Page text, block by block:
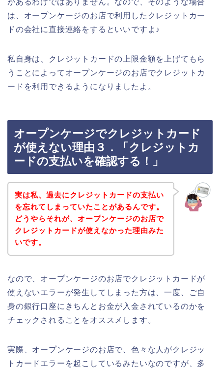
は、オープンケージのお店で利用したクレジットカー
ドの会社に直接連絡をするといいですよ♪
私自身は、クレジットカードの上限金額を上げてもら
うことによってオープンケージのお店でクレジットカ
ードを利用できるようになりましたよ。
オープンケージでクレジットカード
が使えない理由３．「クレジットカ
ードの支払いを確認する！」
実は私、過去にクレジットカードの支払い
を忘れてしまっていたことがあるんです。
どうやらそれが、オープンケージのお店で
クレジットカードが使えなかった理由みた
いです。
なので、オープンケージのお店でクレジットカードが
使えないエラーが発生してしまった方は、一度、ご自
身の銀行口座にきちんとお金が入金されているのかを
チェックされることをオススメします。
実際、オープンケージのお店で、色々な人がクレジッ
トカードエラーを起こしているみたいなのですが、多